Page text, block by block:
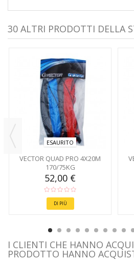
30 ALTRI PRODOTTI DELLA
ESAURITO
VECTOR QUAD PRO 4X20M
170/75KG
52,00 €
DI PIÙ
I CLIENTI CHE HANNO
PRODOTTO HANNO